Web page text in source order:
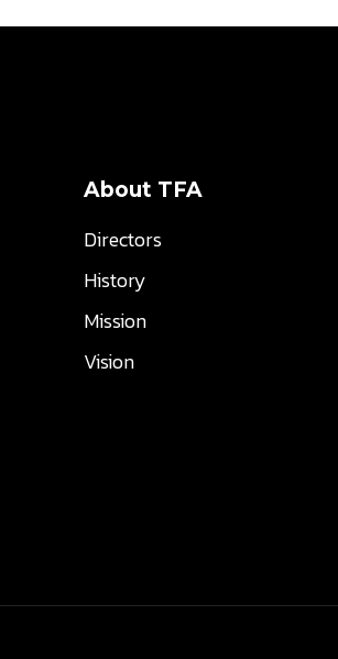
About TFA
Directors
History
Mission
Vision